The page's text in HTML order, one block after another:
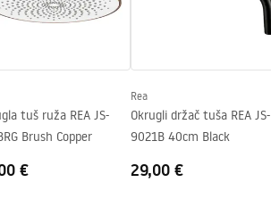
tuš ruža REA JS-
Brush Copper
€
Rea
Okrugli držač tuša REA JS-
9021B 40cm Black
29,00 €